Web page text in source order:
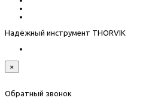
Надёжный инструмент THORVIK
×
Обратный звонок